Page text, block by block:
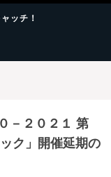
ッチ！
－２０２１ 第
ク」開催延期の